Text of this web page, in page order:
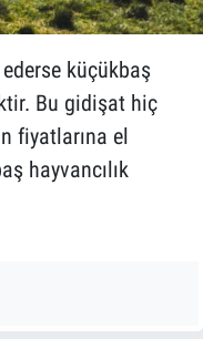
küçükbaş
Bu gidişat hiç
fiyatlarına el
hayvancılık